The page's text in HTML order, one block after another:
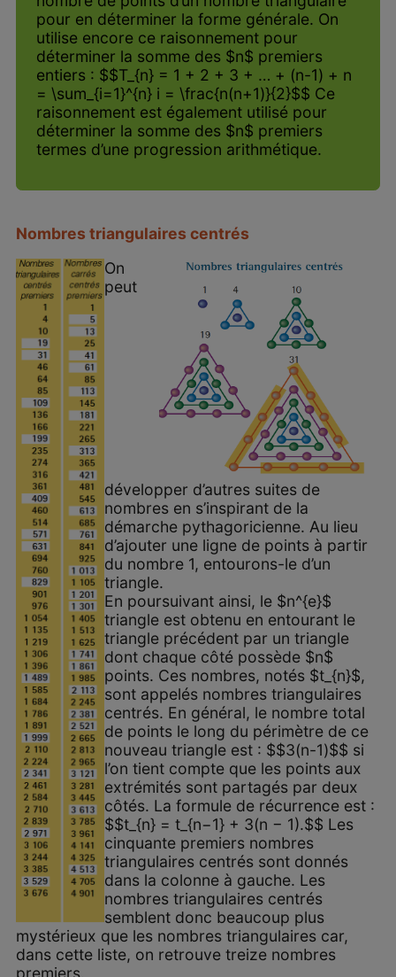
pour en déterminer la forme générale. On
utilise encore ce raisonnement pour
déterminer la somme des $n$ premiers
entiers : $$T_{n} = 1 + 2 + 3 + … + (n-1) + n
= \sum_{i=1}^{n} i = \frac{n(n+1)}{2}$$ Ce
raisonnement est également utilisé pour
déterminer la somme des $n$ premiers
termes d’une progression arithmétique.
Nombres triangulaires centrés
On
peut
développer d’autres suites de
nombres en s’inspirant de la
démarche pythagoricienne. Au lieu
d’ajouter une ligne de points à partir
du nombre 1, entourons-le d’un
triangle.
En poursuivant ainsi, le $n^{e}$
triangle est obtenu en entourant le
triangle précédent par un triangle
dont chaque côté possède $n$
points. Ces nombres, notés $t_{n}$,
sont appelés nombres triangulaires
centrés. En général, le nombre total
de points le long du périmètre de ce
nouveau triangle est : $$3(n-1)$$ si
l’on tient compte que les points aux
extrémités sont partagés par deux
côtés. La formule de récurrence est :
$$t_{n} = t_{n−1} + 3(n − 1).$$ Les
cinquante premiers nombres
triangulaires centrés sont donnés
dans la colonne à gauche. Les
nombres triangulaires centrés
semblent donc beaucoup plus
mystérieux que les nombres triangulaires car,
dans cette liste, on retrouve treize nombres
premiers.